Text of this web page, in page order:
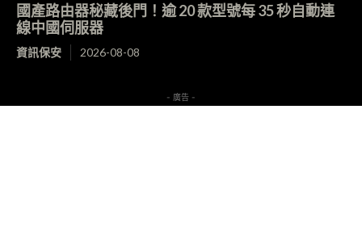
國產路由器秘藏後門！逾 20 款型號每 35 秒自動連
線中國伺服器
資訊保安 2026-08-08
- 廣告 -